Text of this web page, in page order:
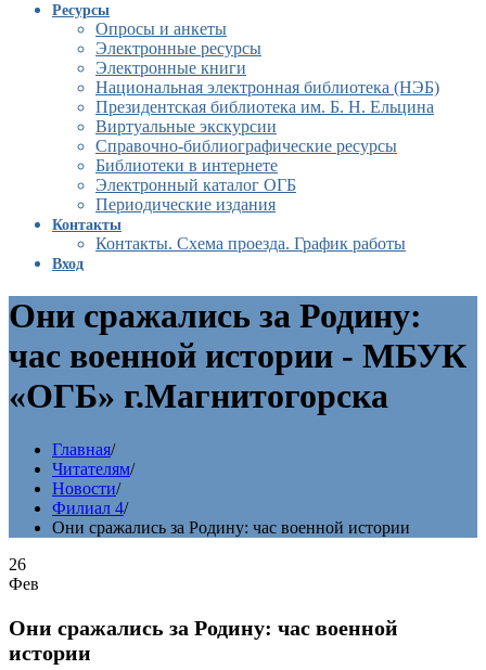
Ресурсы
Опросы и анкеты
Электронные ресурсы
Электронные книги
Национальная электронная библиотека (НЭБ)
Президентская библиотека им. Б. Н. Ельцина
Виртуальные экскурсии
Справочно-библиографические ресурсы
Библиотеки в интернете
Электронный каталог ОГБ
Периодические издания
Контакты
Контакты. Схема проезда. График работы
Вход
Они сражались за Родину:
час военной истории - МБУК
«ОГБ» г.Магнитогорска
Главная/
Читателям/
Новости/
Филиал 4/
Они сражались за Родину: час военной истории
26
Фев
Они сражались за Родину: час военной
истории